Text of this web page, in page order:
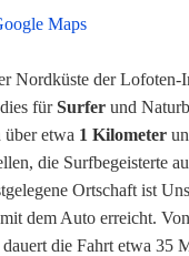
Maps
Nordküste der Lofoten-
fürSurfer und
über etwa 1 Kilometer
die Surfbegeisterte
Ortschaft ist
dem Auto erreicht.
die Fahrt etwa 35